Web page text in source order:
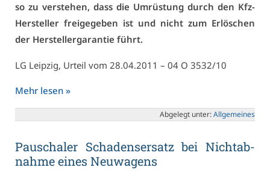
so zu ver­ste­hen, dass die Um­rüs­tung durch den Kfz-
Her­stel­ler frei­ge­ge­ben ist und nicht zum Er­lö­schen
der Her­stel­ler­ga­ran­tie führt.
LG Leip­zig, Ur­teil vom 28.04.2011 – 04 O 3532/10
Mehr le­sen »
Ab­ge­legt un­ter:All­ge­mei­nes
Pau­scha­ler Scha­dens­er­satz bei Nicht­ab­
nah­me ei­nes Neu­wa­gens